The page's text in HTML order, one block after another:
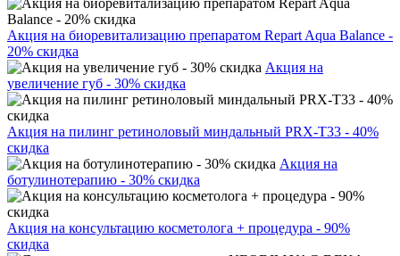
Акция на биоревитализацию препаратом Repart Aqua Balance -
20% скидка
Акция на
увеличение губ - 30% скидка
Акция на пилинг ретиноловый миндальный PRX-T33 - 40%
скидка
Акция на
ботулинотерапию - 30% скидка
Акция на консультацию косметолога + процедура - 90%
скидка